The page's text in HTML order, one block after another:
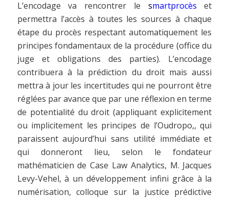
L’encodage va rencontrer le smartprocès et
permettra l’accès à toutes les sources à chaque
étape du procès respectant automatiquement les
principes fondamentaux de la procédure (office du
juge et obligations des parties). L’encodage
contribuera à la prédiction du droit mais aussi
mettra à jour les incertitudes qui ne pourront être
réglées par avance que par une réflexion en terme
de potentialité du droit (appliquant explicitement
ou implicitement les principes de l’Oudropo,, qui
paraissent aujourd’hui sans utilité immédiate et
qui donneront lieu, selon le fondateur
mathématicien de Case Law Analytics, M. Jacques
Levy-Vehel, à un développement infini grâce à la
numérisation, colloque sur la justice prédictive